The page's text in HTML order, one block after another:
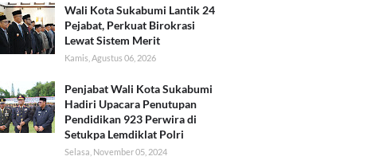
Wali Kota Sukabumi Lantik 24
Pejabat, Perkuat Birokrasi
Lewat Sistem Merit
Kamis, Agustus 06, 2026
Penjabat Wali Kota Sukabumi
Hadiri Upacara Penutupan
Pendidikan 923 Perwira di
Setukpa Lemdiklat Polri
Selasa, November 05, 2024